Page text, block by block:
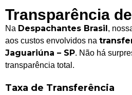
Transparência
Na Despachantes Brasil,
aos custos envolvidos na
Jaguariúna – SP. Não há
transparência total.
Taxa de Transferência